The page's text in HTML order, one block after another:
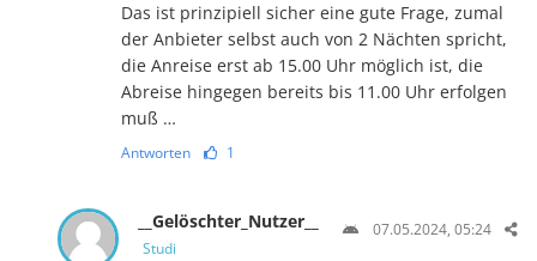
Das ist prinzipiell sicher eine gute Frage, zumal
der An­bieter selbst auch von 2 Näch­ten spricht,
die Anreise erst ab 15.00 Uhr möglich ist, die
Abreise hin­ge­gen bereits bis 11.00 Uhr erfolgen
muß …
Antworten 1
__Gelöschter_Nutzer__
Studi
07.05.2024, 05:24